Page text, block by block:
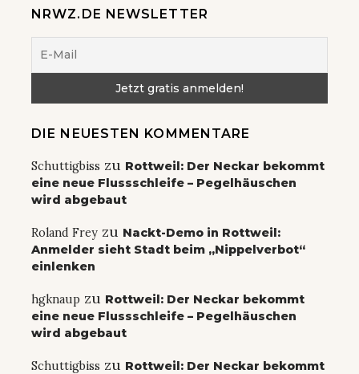
NRWZ.DE NEWSLETTER
DIE NEUESTEN KOMMENTARE
Schuttigbiss zu Rottweil: Der Neckar bekommt
eine neue Flussschleife – Pegelhäuschen
wird abgebaut
Roland Frey zu Nackt-Demo in Rottweil:
Anmelder sieht Stadt beim „Nippelverbot“
einlenken
hgknaup zu Rottweil: Der Neckar bekommt
eine neue Flussschleife – Pegelhäuschen
wird abgebaut
Schuttigbiss zu Rottweil: Der Neckar bekommt